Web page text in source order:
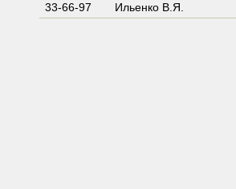
33-66-97 Ильенко В.Я.